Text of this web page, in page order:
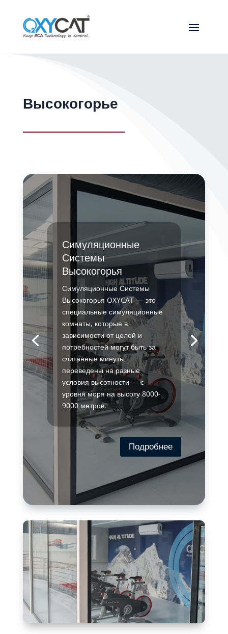
Высокогорье
Симуляционные
Системы
Высокогорья
Симуляционные Системы
Высокогорья OXYCAT — это
специальные симуляционные
комнаты, которые в
зависимости от целей и
потребностей могут быть за
считанные минуты
переведены на разные
условия высотности — с
уровня моря на высоту 8000-
9000 метров.
Подробнее